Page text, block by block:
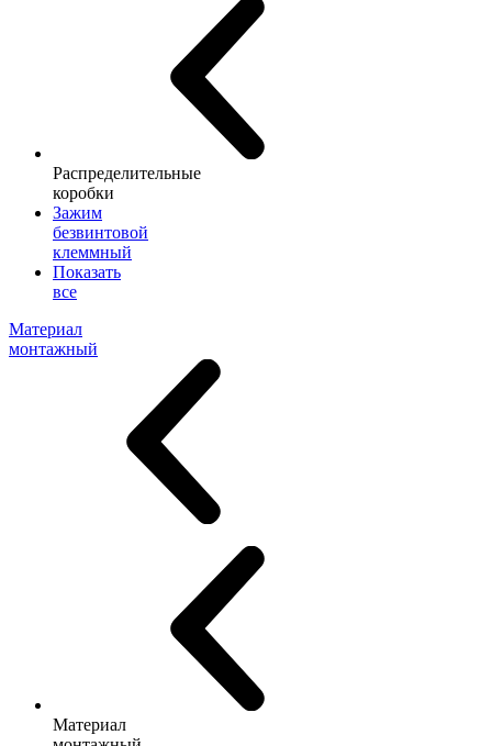
Распределительные
коробки
Зажим
безвинтовой
клеммный
Показать
все
Материал
монтажный
Материал